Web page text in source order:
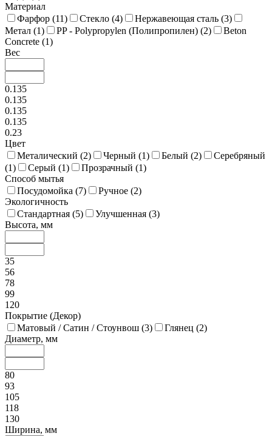
Материал
Фарфор (11) Стекло (4) Нержавеющая сталь (3)
Метал (1) PP - Polypropylen (Полипропилен) (2)
Beton
Concrete (1)
Вес
0.135
0.135
0.135
0.135
0.23
Цвет
Металический (2) Черный (1) Белый (2)
Серебряный
(1) Серый (1) Прозрачный (1)
Способ мытья
Посудомойка (7) Ручное (2)
Экологичность
Стандартная (5) Улучшенная (3)
Высота, мм
35
56
78
99
120
Покрытие (Декор)
Матовый / Сатин / Стоунвош (3) Глянец (2)
Диаметр, мм
80
93
105
118
130
Ширина, мм